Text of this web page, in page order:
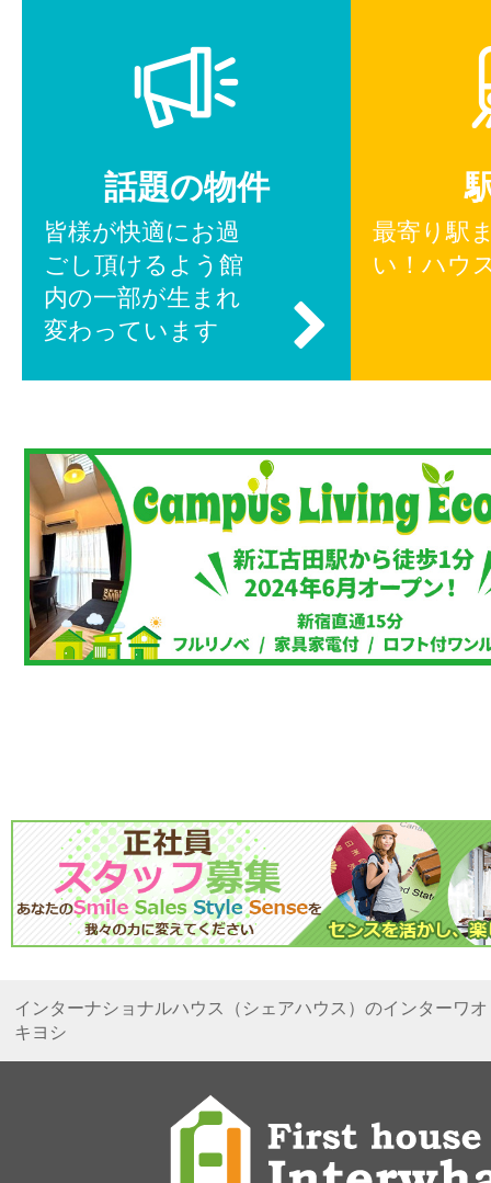
話題の物件
皆様が快適にお過
ごし頂けるよう館
内の一部が生まれ
変わっています
最寄り駅
い！ハウ
インターナショナルハウス（シェアハウス）のインターワオ
キヨシ